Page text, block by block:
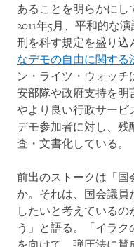
あることを明らかにし
2011年5月、平和的な
刑を科す規定を盛り込
なデモの自由に関する
ン・ライツ・ウォッチ
安部隊や政府支持を明
やより良い行政サービ
デモ参加者に対し、残
査・文書化している。
前出のストークは「国
か。それは、国会議員
したいと考えている
う」と語る。「イラ